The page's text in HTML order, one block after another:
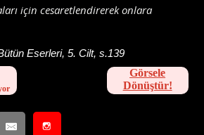
için cesaretlendirerek onlara
Eserleri, 5. Cilt, s.139
Görsele
Dönüştür!